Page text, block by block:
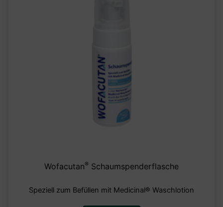
Wofacutan® Schaumspenderflasche
Speziell zum Befüllen mit Medicinal® Waschlotion